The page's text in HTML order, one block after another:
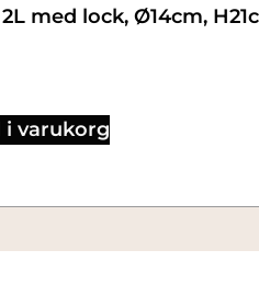
med lock, Ø14cm,
i varukorg